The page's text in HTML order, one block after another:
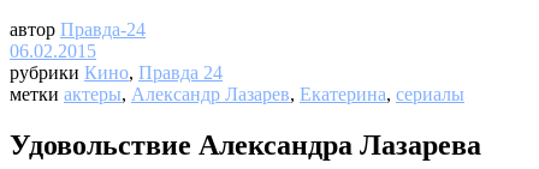
автор Правда-24
06.02.2015
рубрики Кино, Правда 24
метки актеры, Александр Лазарев, Екатерина, сериалы
Удовольствие Александра Лазарева